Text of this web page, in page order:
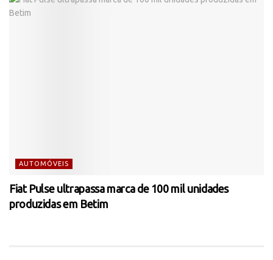
AUTOMÓVEIS
Fiat Pulse ultrapassa marca de 100 mil unidades
produzidas em Betim